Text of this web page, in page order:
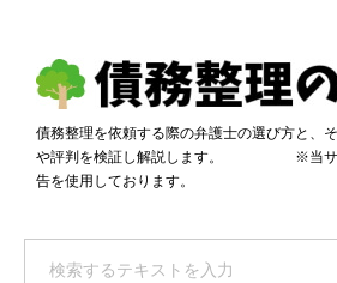
債務整理体験談
おすすめ
料金比較
自己破産・個人再生料金比較
専門家の選び方
債務整理を依頼する際の弁護士の選び方と、
や評判を検証し解説します。 ※当サイ
告を使用しております。